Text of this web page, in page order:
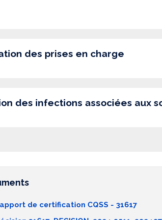
des prises en charge
des infections associées aux
de certification CQSS - 31617